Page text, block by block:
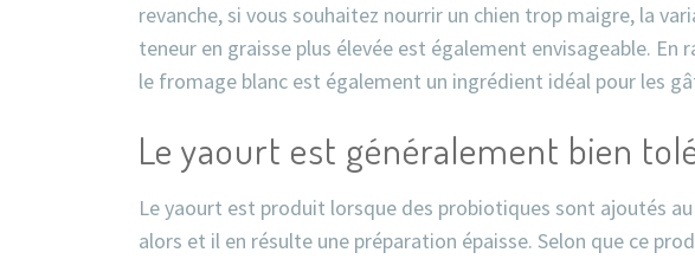
revanche, si vous souhaitez nourrir un chien trop maigre, la
teneur en graisse plus élevée est également envisageable. En
le fromage blanc est également un ingrédient idéal pour les
Le yaourt est généralement bien
Le yaourt est produit lorsque des probiotiques sont ajoutés
alors et il en résulte une préparation épaisse. Selon que ce